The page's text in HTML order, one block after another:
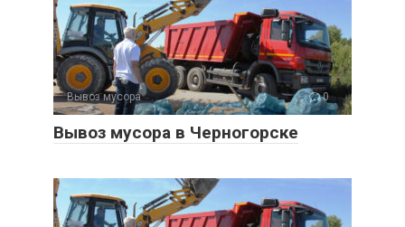
Вывоз мусора 0
Вывоз мусора в Черногорске